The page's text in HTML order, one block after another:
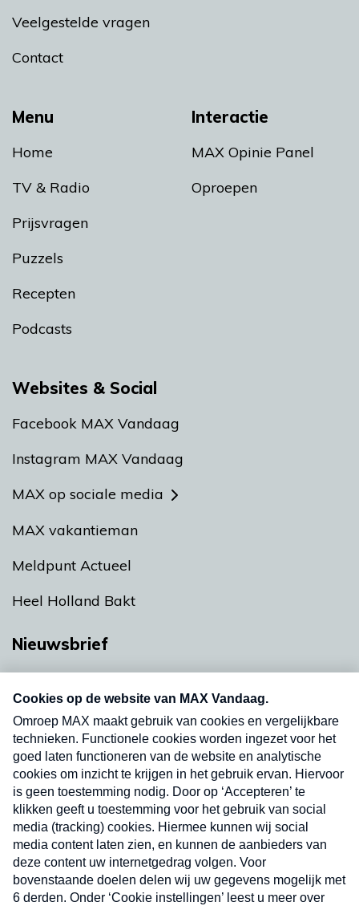
Menu
Home
TV & Radio
Prijsvragen
Puzzels
Recepten
Podcasts
Interactie
MAX Opinie Panel
Oproepen
Veelgestelde vragen
Contact
Websites & Social
Facebook MAX Vandaag
Instagram MAX Vandaag
MAX op sociale media
MAX vakantieman
Meldpunt Actueel
Heel Holland Bakt
Nieuwsbrief
nieuwsbrief. Elke vrijdag- en dinsdagochtend in
uw mailbox.
Verzend